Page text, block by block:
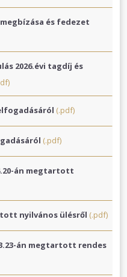
és fedezet
2026.évi tagdíj és
(.pdf)
(.pdf)
án megtartott
nyilvános ülésről (.pdf)
án megtartott rendes